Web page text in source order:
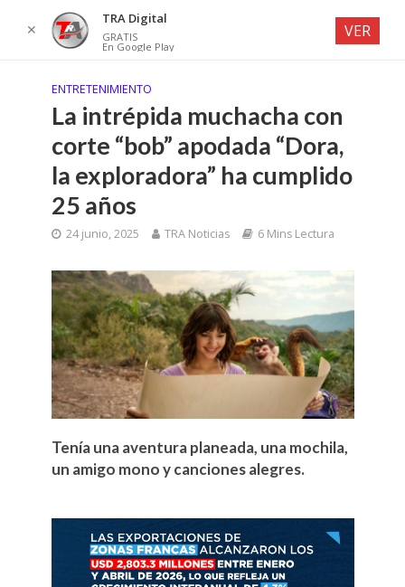
ENTRETENIMIENTO
La intrépida muchacha con
corte “bob” apodada “Dora,
la exploradora” ha cumplido
25 años
24 junio, 2025 TRA Noticias 6 Mins Lectura
Tenía una aventura planeada, una mochila,
un amigo mono y canciones alegres.
✕
TRA Digital
GRATIS
En Google Play
VER